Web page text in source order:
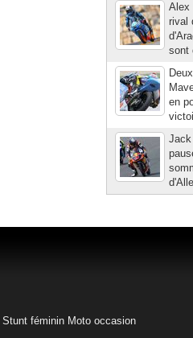
Alex
rival
sont
en
Jack
Stunt féminin Moto occasion